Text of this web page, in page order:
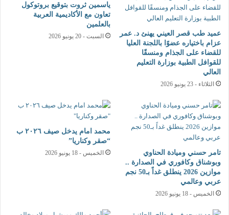
عميد طب قصر العيني يهنئ د. عمر
عزام باختياره عضوًا باللجنة العليا
للقضاء على الجذام ومنسقًا
للقوافل الطبية بوزارة التعليم
العالي
الثلاثاء - 23 يونيو 2026
ياسمين ثروت بتوقيع بروتوكول
تعاون مع الأكاديمية العربية
بالعلمين
السبت - 20 يونيو 2026
تامر حسني وميادة الحناوي
وبوشناق وكافوري في الصدارة ..
موازين 2026 ينطلق غداً بـ50 نجم
عربي وعالمي
الخميس - 18 يونيو 2026
محمد امام يدخل صيف ٢٠٢٦ ب
“صقر وكناريا”
الخميس - 18 يونيو 2026